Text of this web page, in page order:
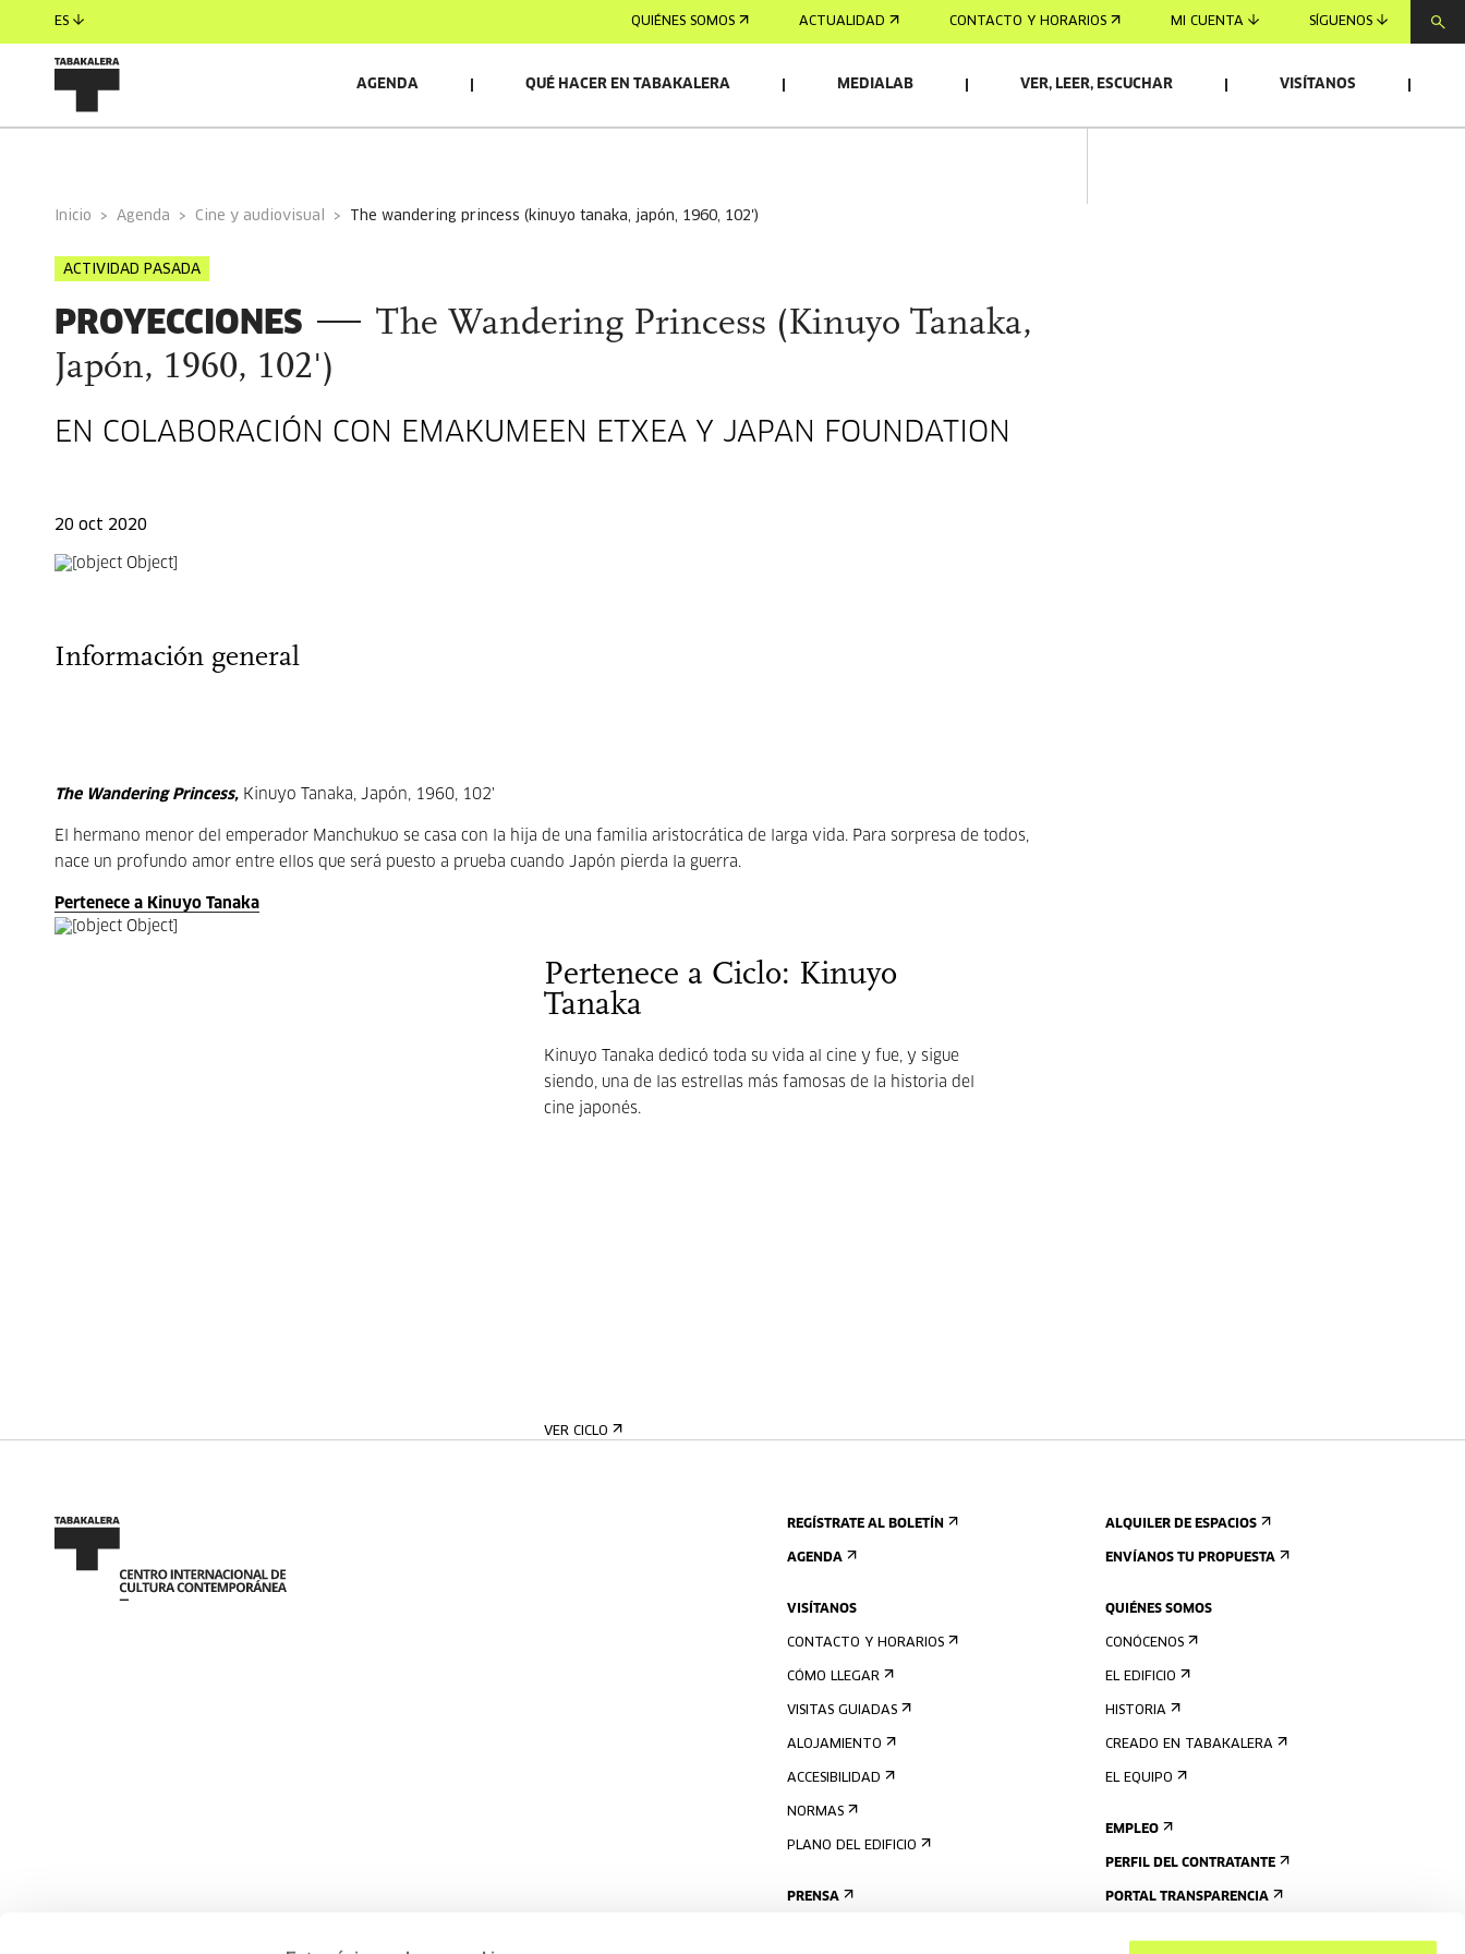
ES QUIÉNES SOMOS ACTUALIDAD CONTACTO Y HORARIOS MI CUENTA SÍGUENOS
AGENDA QUÉ HACER EN TABAKALERA MEDIALAB VER, LEER, ESCUCHAR VISÍTANOS
Inicio Agenda Cine y audiovisual the wandering princess (kinuyo tanaka, japón, 1960, 102')
ACTIVIDAD PASADA
PROYECCIONES
The Wandering Princess (Kinuyo Tanaka,
Japón, 1960, 102')
EN COLABORACIÓN CON EMAKUMEEN ETXEA Y JAPAN FOUNDATION
20 oct 2020
Información general
The Wandering Princess, Kinuyo Tanaka, Japón, 1960, 102'
El hermano menor del emperador Manchukuo se casa con la hija de una familia aristocrática de larga vida. Para sorpresa de todos,
nace un profundo amor entre ellos que será puesto a prueba cuando Japón pierda la guerra.
Pertenece a Kinuyo Tanaka
Pertenece a Ciclo: Kinuyo
Tanaka
Kinuyo Tanaka dedicó toda su vida al cine y fue, y sigue
siendo, una de las estrellas más famosas de la historia del
cine japonés.
VER CICLO
REGÍSTRATE AL BOLETÍN
AGENDA
VISÍTANOS
CONTACTO Y HORARIOS
CÓMO LLEGAR
VISITAS GUIADAS
ALOJAMIENTO
ACCESIBILIDAD
NORMAS
PLANO DEL EDIFICIO
PRENSA
ALQUILER DE ESPACIOS
ENVÍANOS TU PROPUESTA
QUIÉNES SOMOS
CONÓCENOS
EL EDIFICIO
HISTORIA
CREADO EN TABAKALERA
EL EQUIPO
EMPLEO
PERFIL DEL CONTRATANTE
PORTAL TRANSPARENCIA